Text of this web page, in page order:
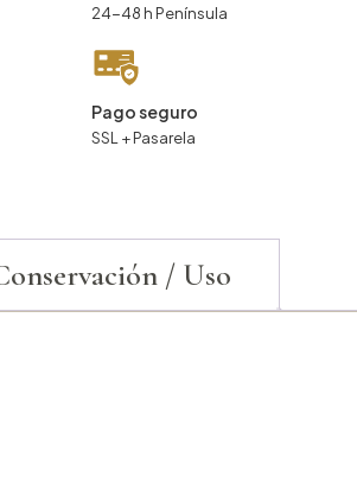
24-48 h Península
Pago seguro
SSL + Pasarela
/ Uso